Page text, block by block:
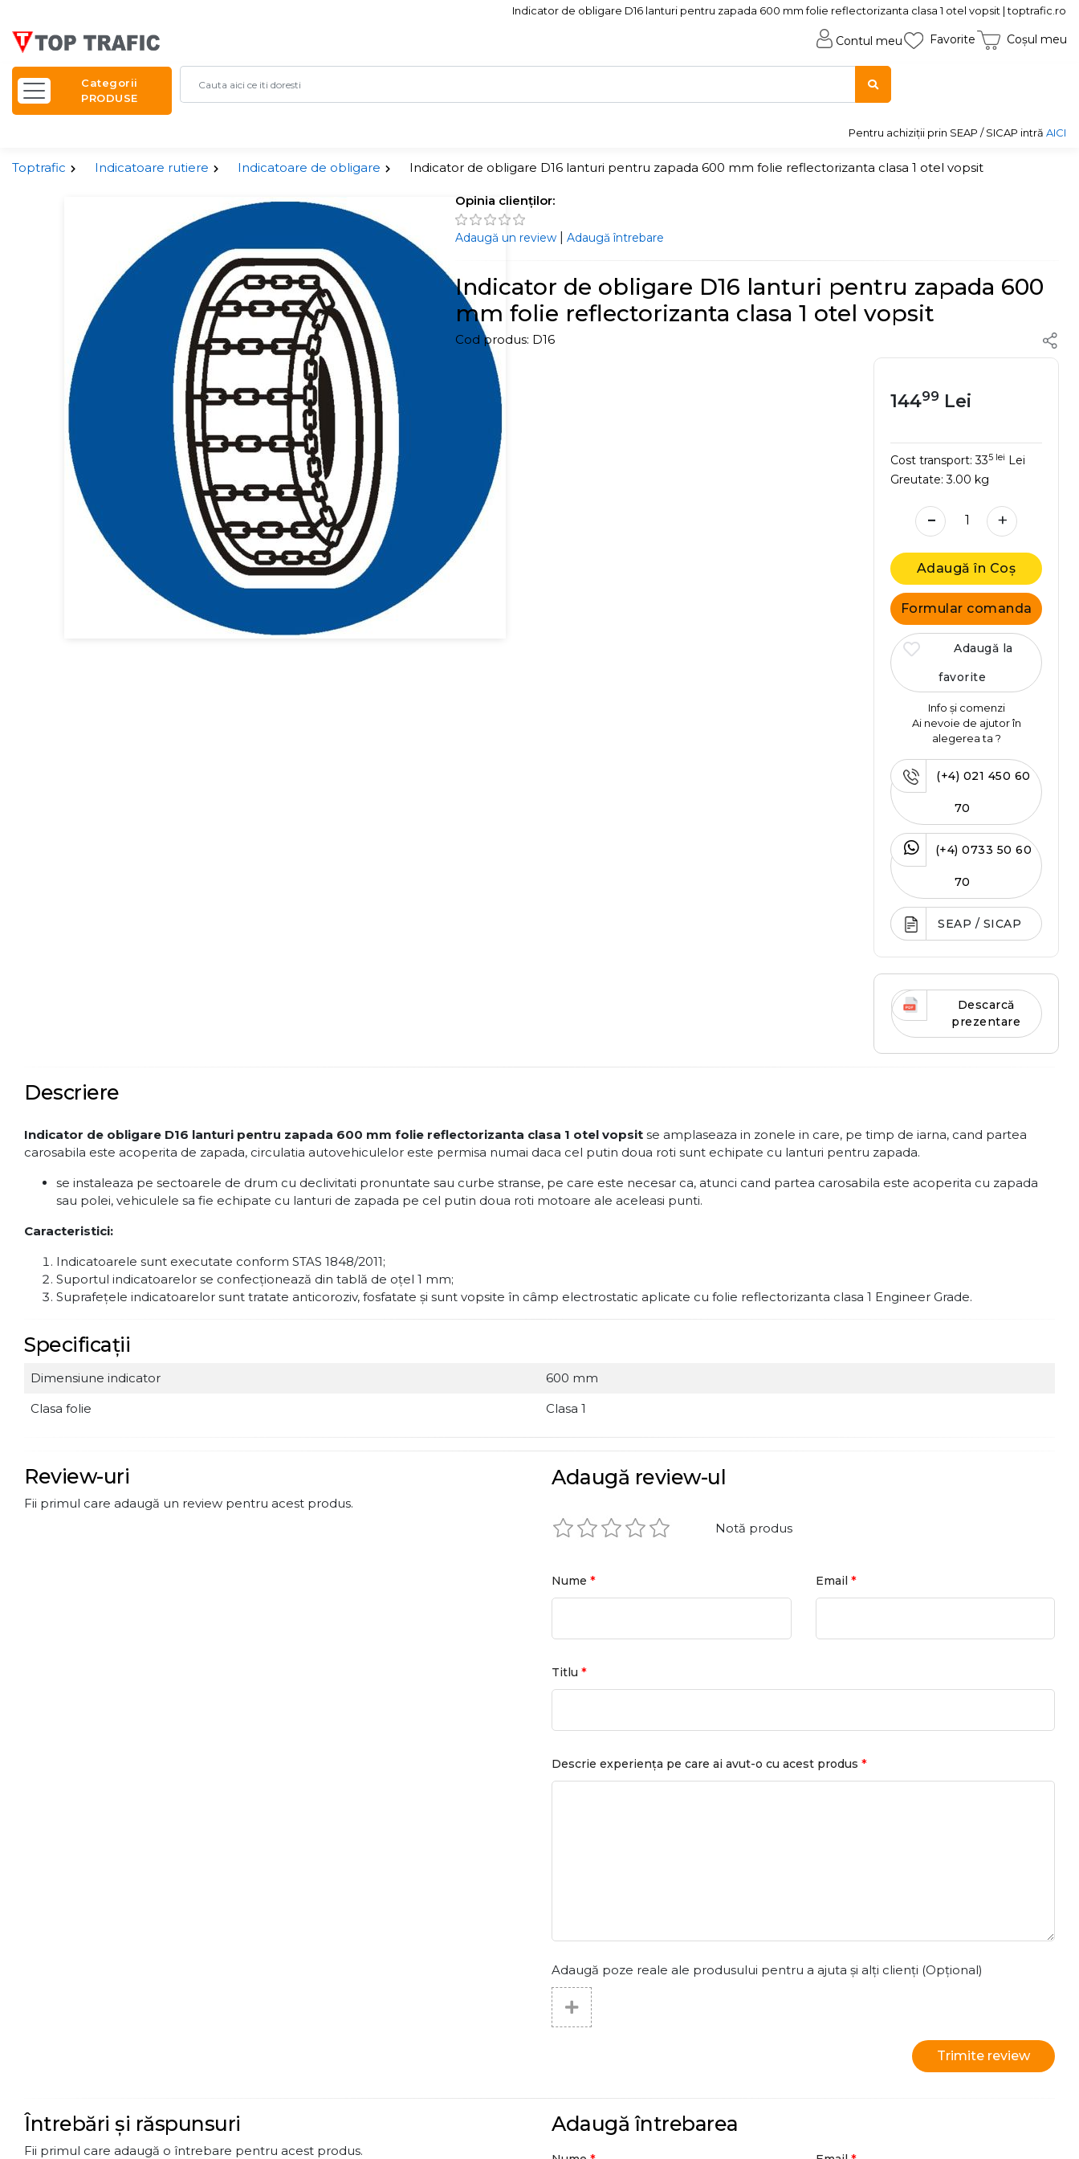
Indicator de obligare D16 lanturi pentru zapada 600 mm folie reflectorizanta clasa 1 otel vopsit | toptrafic.ro
Contul meu Favorite Coșul meu
Categorii
PRODUSE
Pentru achiziții prin SEAP / SICAP intră AICI
Toptrafic Indicatoare rutiere Indicatoare de obligare Indicator de obligare D16 lanturi pentru zapada 600 mm folie reflectorizanta clasa 1 otel vopsit
Opinia clienților:
Adaugă un review |Adaugă întrebare
Indicator de obligare D16 lanturi pentru zapada 600
mm folie reflectorizanta clasa 1 otel vopsit
Cod produs: D16
14499 Lei
Cost transport:335 lei Lei
Greutate:3.00 kg
- +
Adaugă în Coș
Formular comanda
Adaugă la
favorite
Info și comenzi
Ai nevoie de ajutor în
alegerea ta ?
(+4) 021 450 60
70
(+4) 0733 50 60
70
SEAP / SICAP
Descarcă
prezentare
Descriere
Indicator de obligare D16 lanturi pentru zapada 600 mm folie reflectorizanta clasa 1 otel vopsit se amplaseaza in zonele in care, pe timp de iarna, cand partea
carosabila este acoperita de zapada, circulatia autovehiculelor este permisa numai daca cel putin doua roti sunt echipate cu lanturi pentru zapada.
se instaleaza pe sectoarele de drum cu declivitati pronuntate sau curbe stranse, pe care este necesar ca, atunci cand partea carosabila este acoperita cu zapada
sau polei, vehiculele sa fie echipate cu lanturi de zapada pe cel putin doua roti motoare ale aceleasi punti.
Caracteristici:
Indicatoarele sunt executate conform STAS 1848/2011;
Suportul indicatoarelor se confecţionează din tablă de oţel 1 mm;
Suprafeţele indicatoarelor sunt tratate anticoroziv, fosfatate şi sunt vopsite în câmp electrostatic aplicate cu folie reflectorizanta clasa 1 Engineer Grade.
Specificații
Dimensiune indicator
600 mm
Clasa folie
Clasa 1
Review-uri
Fii primul care adaugă un review pentru acest produs.
Adaugă review-ul
Notă produs
Nume * Email *
Titlu *
Descrie experiența pe care ai avut-o cu acest produs *
Adaugă poze reale ale produsului pentru a ajuta și alți clienți (Opțional)
Trimite review
Întrebări și răspunsuri
Fii primul care adaugă o întrebare pentru acest produs.
Adaugă întrebarea